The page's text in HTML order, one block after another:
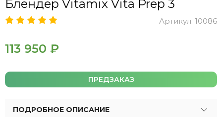
Блендер Vitamix Vita Prep 3
Артикул: 10086
113 950 ₽
ПРЕДЗАКАЗ
ПОДРОБНОЕ ОПИСАНИЕ